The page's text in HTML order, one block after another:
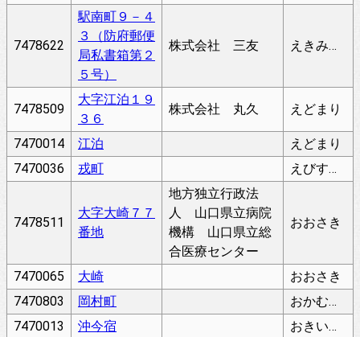
7478622
駅南町９－４
３（防府郵便
局私書箱第２
５号）
株式会社 三友 えきみなみまち
7478509
大字江泊１９
３６
株式会社 丸久 えどまり
7470014 江泊
えどまり
7470036
戎町 えびすまち
7478511
大字大崎７７
番地
地方独立行政法
人 山口県立病院
機構 山口県立総
合医療センター
おおさき
7470065 大崎
おおさき
7470803
岡村町
おかむらちょう
7470013
沖今宿
おきいまじゅく